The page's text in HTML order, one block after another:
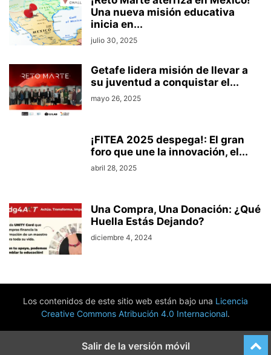
Una nueva misión educativa
inicia en...
julio 30, 2025
Getafe lidera misión de llevar a
su juventud a conquistar el...
mayo 26, 2025
¡FITEA 2025 despega!: El gran
foro que une la innovación, el...
abril 28, 2025
Una Compra, Una Donación: ¿Qué
Huella Estás Dejando?
diciembre 4, 2024
Los contenidos de este sitio web están bajo una Licencia
Creative Commons Atribución 4.0 Internacional.
Salir de la versión móvil